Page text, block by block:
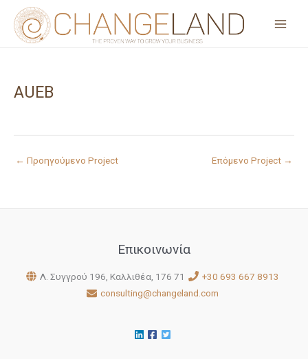
Μετάβαση
στο
περιεχόμενο
AUEB
← Προηγούμενο Project Επόμενο Project →
Επικοινωνία
Λ. Συγγρού 196, Καλλιθέα, 176 71
+30 693 667 8913
consulting@changeland.com